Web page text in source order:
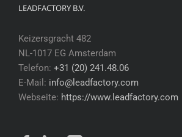
LEADFACTORY B.V.
Keizersgracht 482
NL-1017 EG Amsterdam
Telefon: +31 (20) 241.48.06
E-Mail: info@leadfactory.com
Webseite: https://www.leadfactory.com